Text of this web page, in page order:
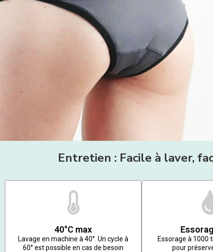
Entretien : Facile à laver,
40°C max
Lavage en machine à 40°. Un cycle à
60° est possible en cas de besoin
Essorage à
pour